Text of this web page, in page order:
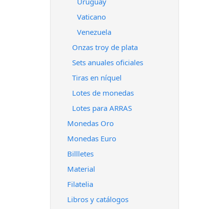
Vaticano
Venezuela
Onzas troy de plata
Sets anuales oficiales
Tiras en níquel
Lotes de monedas
Lotes para ARRAS
Monedas Oro
Monedas Euro
Billletes
Material
Filatelia
Libros y catálogos